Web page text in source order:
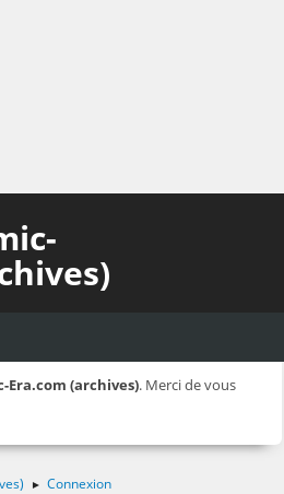
Era.com (archives). Merci de vous
► Connexion